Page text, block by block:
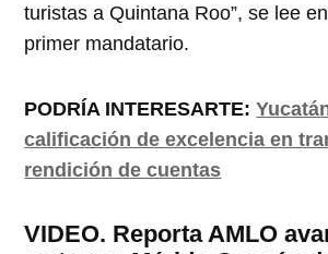
turistas a Quintana Roo”, se lee
primer mandatario.
PODRÍA INTERESARTE:
calificación de excelencia en
rendición de cuentas
VIDEO. Reporta AMLO